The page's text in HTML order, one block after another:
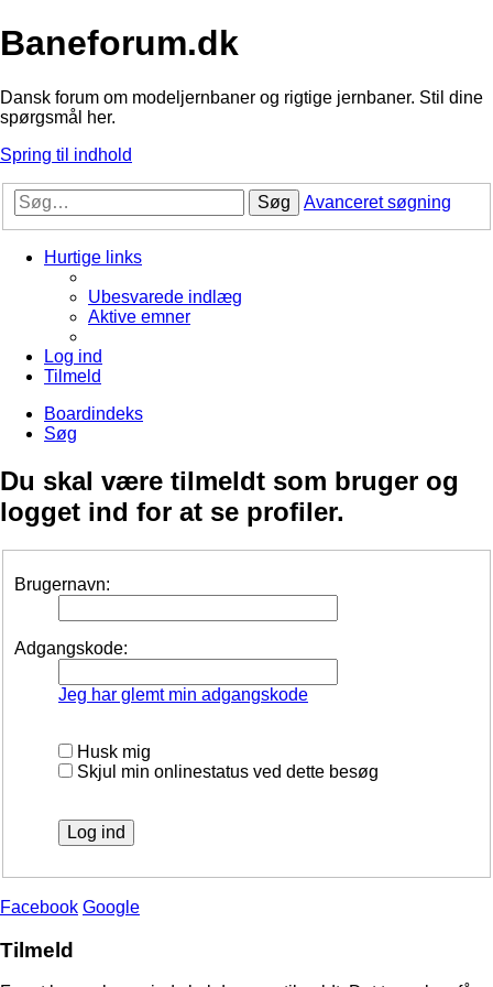
Baneforum.dk
Dansk forum om modeljernbaner og rigtige jernbaner. Stil dine
spørgsmål her.
Spring til indhold
Søg Avanceret søgning
Hurtige links
Ubesvarede indlæg
Aktive emner
Log ind
Tilmeld
Boardindeks
Søg
Du skal være tilmeldt som bruger og
logget ind for at se profiler.
Brugernavn:
Adgangskode:
Jeg har glemt min adgangskode
Husk mig
Skjul min onlinestatus ved dette besøg
Facebook Google
Tilmeld